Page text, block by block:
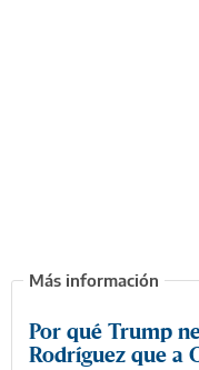
Por qué Trump
Rodríguez que a